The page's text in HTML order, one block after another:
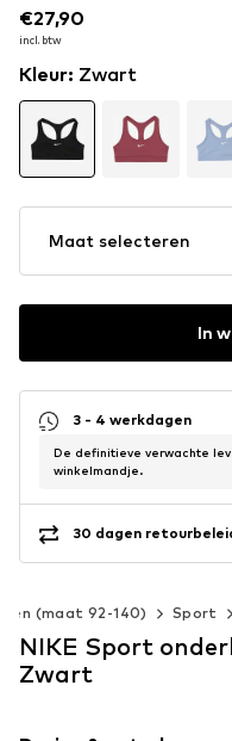
€27,90
incl. btw
€27,90
incl. btw
Kleur: Zwart
Maat selecteren
In
3 - 4 werkdagen
De definitieve verwachte
winkelmandje.
30 dagen
(maat 92-140) Sport
NIKE Sport
Zwart